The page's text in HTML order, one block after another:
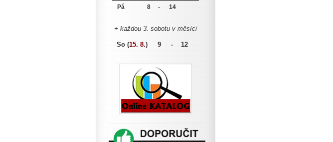
Pá 8 - 14
+ každou 3. sobotu v měsíci
So (15. 8.) 9 - 12